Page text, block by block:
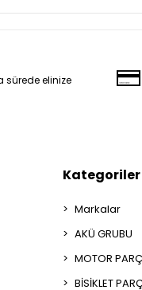
sürede elinize
Kategoriler
Markalar
AKÜ GRUBU
MOTOR
BİSİKLET